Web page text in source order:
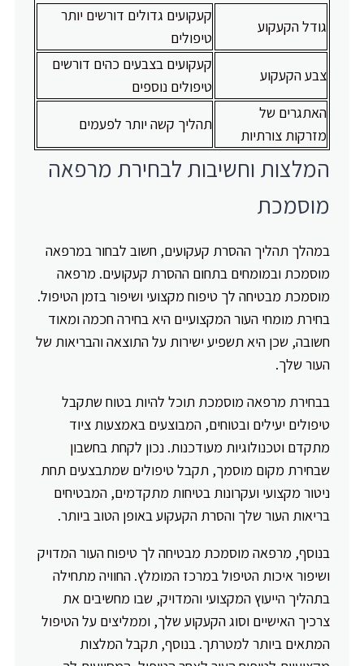
גודל הקעקוע
קעקועים גדולים דורשים יותר
טיפולים
צבע הקעקוע
קעקועים בצבעים כהים דורשים
טיפולים נוספים
האתגרים של
מזרקות צורתיות
תהליך קשה יותר לפעמים
המלצות וחשיבות לבחירת מרפאה
מוסמכת
במהלך תהליך ההסרת קעקועים, חשוב לבחור במרפאה
מוסמכת ובמומחים בתחום ההסרת קעקועים. מרפאה
מוסמכת מבטיחה לך טיפוח מקצועי ושיפור בזמן הטיפול.
בחירת מומחי העור המקצועיים היא בחירה חכמה ומאוד
חשובה, שכן היא תשפיע ישירות על התוצאה והבריאות של
העור שלך.
בבחירת מרפאה מוסמכת תוכל להיות בטוח שתקבל
טיפולים יעילים ובטוחים, המבוצעים באמצעות ציוד
מתקדם וטכנולוגיות מעודכנות. נכון לקחת בחשבון
שבחירת מקום מוסמך, תקבל טיפולים שמתבצעים תחת
ניטור מקצועי ועקרונות בטיחות מתקדמים, המבטיחים
בריאות העור שלך והסרת הקעקוע באופן הטוב ביותר.
בנוסף, מרפאה מוסמכת מבטיחה לך טיפוח העור המדויק
ושיפור איכות הטיפול במרכז המומלץ. החוויה מתחילה
בתהליך הייעוץ המקצועי והמדויק, שבו מחשיבים את
צרכיך האישיים וסוג הקעקוע שלך, וממליצים על הטיפול
המתאים ביותר למטרתך. בנוסף, תקבל המלצות